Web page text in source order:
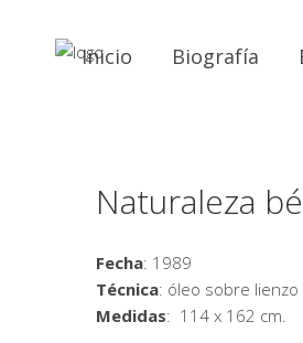
Inicio Biografía
Naturaleza
Fecha: 1989
Técnica: óleo sobre lienzo
Medidas: 114 x 162 cm.